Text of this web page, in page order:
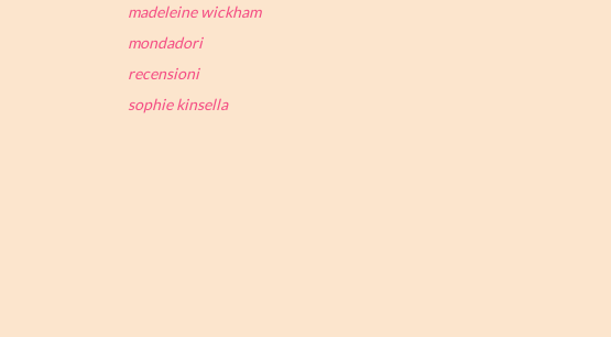
madeleine wickham
mondadori
recensioni
sophie kinsella